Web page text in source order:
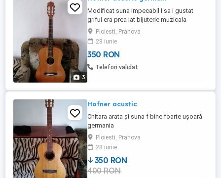
3
Modificat suna impecabil I sa i gustat
griful era prea lat bijuterie muzicala
Ploiesti, Prahova
28 iunie
350 RON
Telefon validat
Hofner acustic
Chitara arata și suna f bine foarte ușoară
germania
Ploiesti, Prahova
28 iunie
350 RON
400 RON